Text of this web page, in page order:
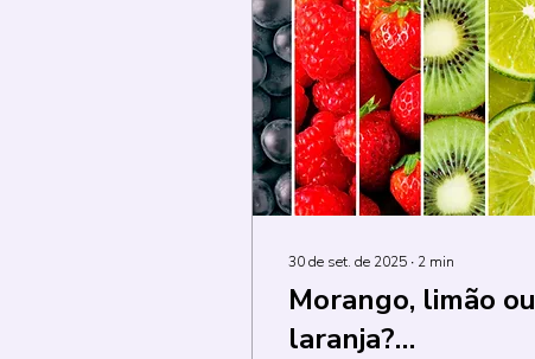
30 de set. de 2025 ∙ 2 min
Morango, limão ou
laranja?